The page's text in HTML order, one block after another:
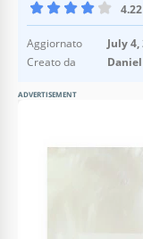
Aggiornato
July 4,
Creato da
ADVERTISEMENT